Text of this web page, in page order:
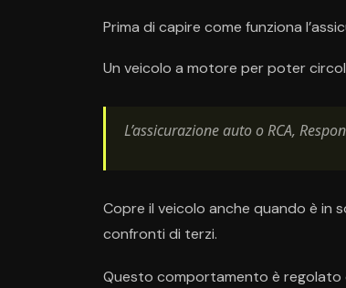
Prima di capire come funziona
Un veicolo a motore per poter
L’assicurazione auto o RCA,
Copre il veicolo anche quando è in
confronti di terzi.
Questo comportamento è regolato